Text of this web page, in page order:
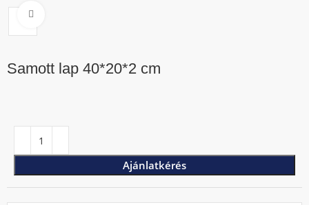
Samott lap 40*20*2 cm
Ajánlatkérés